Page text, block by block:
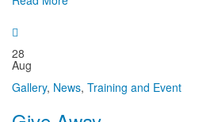
28
Aug
Gallery, News, Training and Event